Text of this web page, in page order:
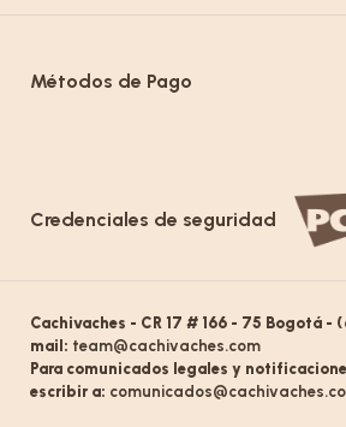
Métodos de Pago
Credenciales de seguridad
Cachivaches - CR 17 # 166 - 75 Bogotá -
mail: team@cachivaches.com
Para comunicados legales y
escribir a: